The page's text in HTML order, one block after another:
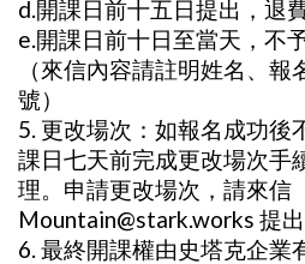
d.開課日前十五日提出，退
e.開課日前十日至當天，不
（來信內容請註明姓名、
號）
5. 更改場次：如報名成功後
課日七天前完成更改場次手
理。申請更改場次，請來信
Mountain@stark.works 提出
6. 最終開課權由史塔克企業